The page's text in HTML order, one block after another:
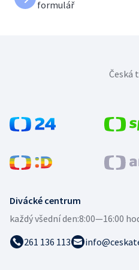
formulář
Divácké centrum
každý všední den:8:00—16:00
261 136 113
Česká